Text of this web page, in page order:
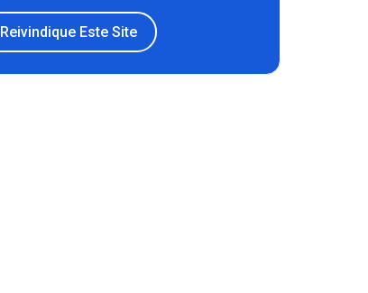
Reivindique Este Site